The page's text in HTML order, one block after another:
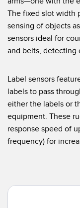
Pick-to Light Sensors
Sensores de
Matrices de
Wireless Condition
Comunicaciones de
ENLACES
Lavado a Presión
The fixed slot width
sensing of objects
sensors ideal for
and belts, detecting
Label sensors
labels to pass
either the labels or
equipment. These
response speed of
frequency) for